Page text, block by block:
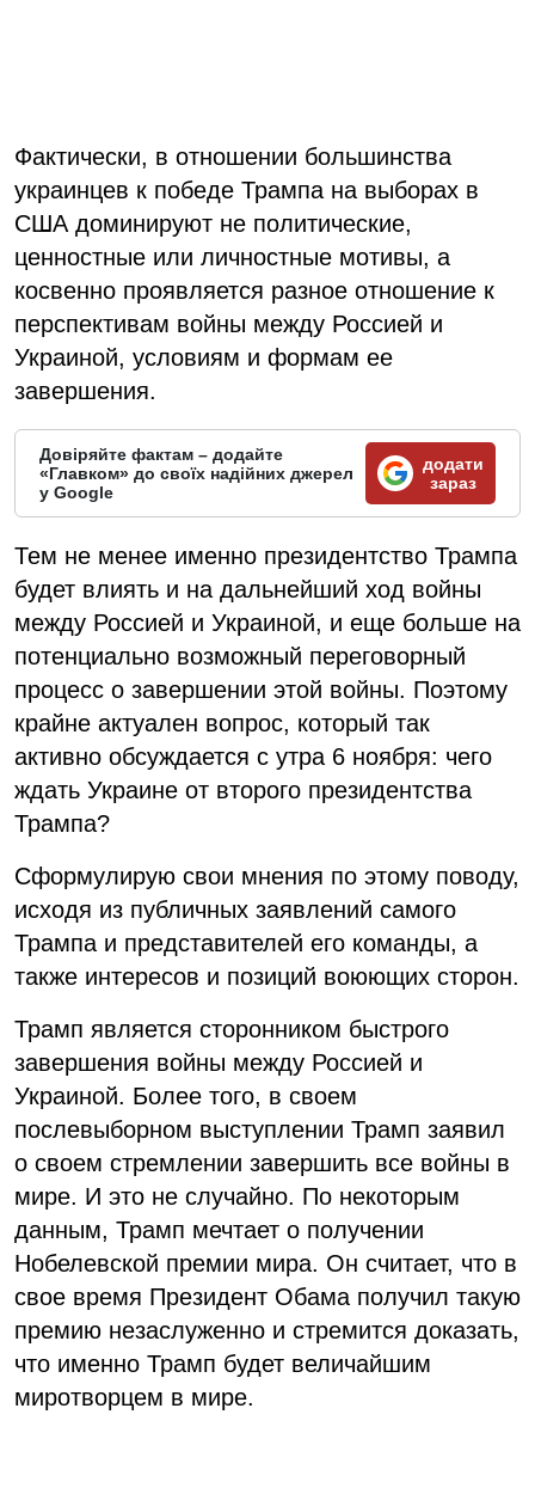
Фактически, в отношении большинства
украинцев к победе Трампа на выборах в
США доминируют не политические,
ценностные или личностные мотивы, а
косвенно проявляется разное отношение к
перспективам войны между Россией и
Украиной, условиям и формам ее
завершения.
Довіряйте фактам – додайте
«Главком» до своїх надійних джерел
у Google
додати
зараз
Тем не менее именно президентство Трампа
будет влиять и на дальнейший ход войны
между Россией и Украиной, и еще больше на
потенциально возможный переговорный
процесс о завершении этой войны. Поэтому
крайне актуален вопрос, который так
активно обсуждается с утра 6 ноября: чего
ждать Украине от второго президентства
Трампа?
Сформулирую свои мнения по этому поводу,
исходя из публичных заявлений самого
Трампа и представителей его команды, а
также интересов и позиций воюющих сторон.
Трамп является сторонником быстрого
завершения войны между Россией и
Украиной. Более того, в своем
послевыборном выступлении Трамп заявил
о своем стремлении завершить все войны в
мире. И это не случайно. По некоторым
данным, Трамп мечтает о получении
Нобелевской премии мира. Он считает, что в
свое время Президент Обама получил такую
​​премию незаслуженно и стремится доказать,
что именно Трамп будет величайшим
миротворцем в мире.